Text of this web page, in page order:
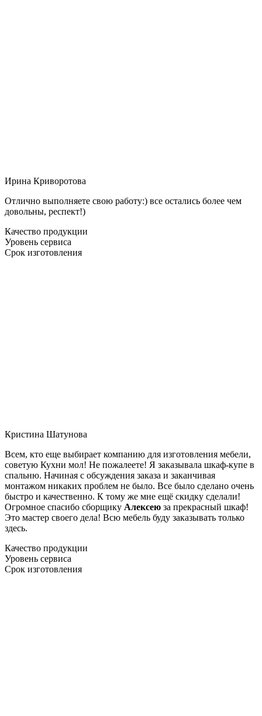
Ирина Криворотова
Отлично выполняете свою работу:) все остались более чем
довольны, респект!)
Качество продукции
Уровень сервиса
Срок изготовления
Кристина Шатунова
Всем, кто еще выбирает компанию для изготовления мебели,
советую Кухни мол! Не пожалеете! Я заказывала шкаф-купе в
спальню. Начиная с обсуждения заказа и заканчивая
монтажом никаких проблем не было. Все было сделано очень
быстро и качественно. К тому же мне ещё скидку сделали!
Огромное спасибо сборщику Алексею за прекрасный шкаф!
Это мастер своего дела! Всю мебель буду заказывать только
здесь.
Качество продукции
Уровень сервиса
Срок изготовления